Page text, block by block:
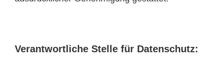
Verantwortliche Stelle für Datenschutz: